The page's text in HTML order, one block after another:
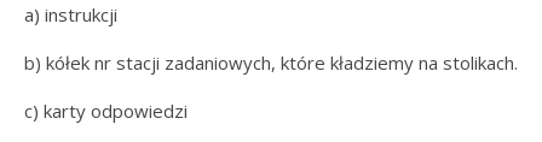
a) instrukcji
b) kółek nr stacji zadaniowych, które kładziemy na stolikach.
c) karty odpowiedzi